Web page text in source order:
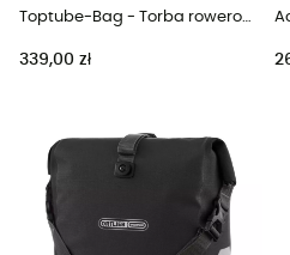
Toptube-Bag - Torba rowerowa
339,00 zł